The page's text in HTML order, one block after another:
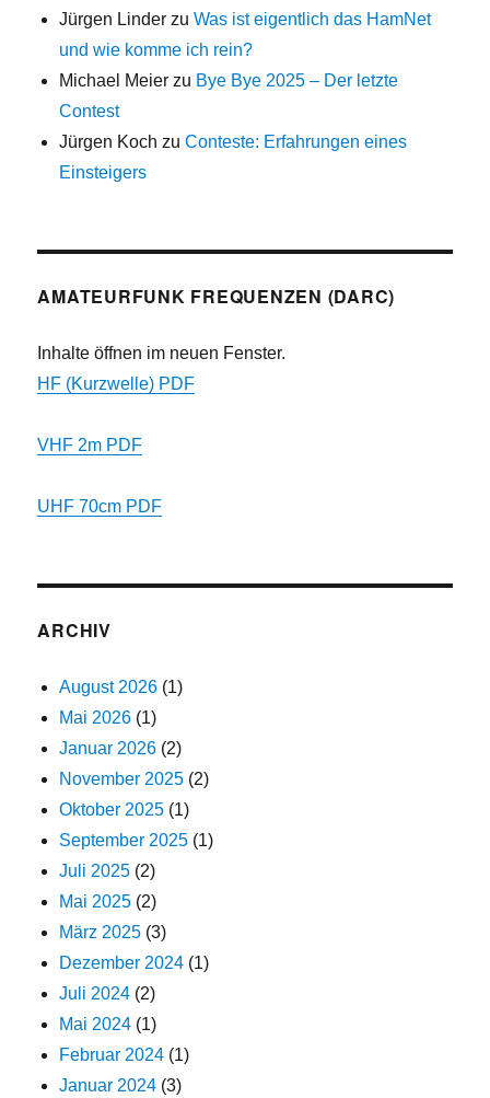
Jürgen Linder zuWas ist eigentlich das HamNet
und wie komme ich rein?
Michael Meier zu Bye Bye 2025 – Der letzte
Contest
Jürgen Koch zuConteste: Erfahrungen eines
Einsteigers
AMATEURFUNK FREQUENZEN (DARC)
Inhalte öffnen im neuen Fenster.
HF (Kurzwelle) PDF
VHF 2m PDF
UHF 70cm PDF
ARCHIV
August 2026 (1)
Mai 2026 (1)
Januar 2026 (2)
November 2025 (2)
Oktober 2025 (1)
September 2025 (1)
Juli 2025 (2)
Mai 2025 (2)
März 2025 (3)
Dezember 2024 (1)
Juli 2024 (2)
Mai 2024 (1)
Februar 2024 (1)
Januar 2024 (3)